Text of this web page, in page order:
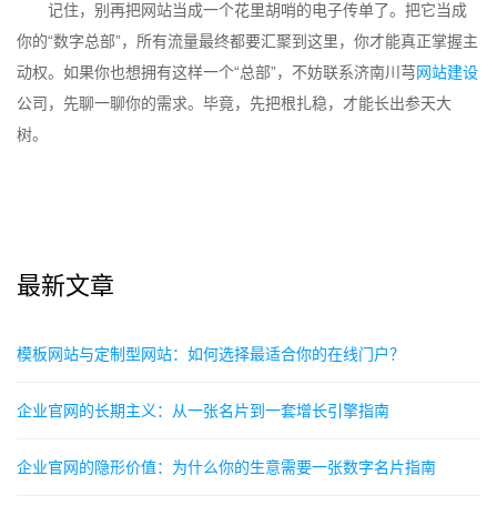
记住，别再把网站当成一个花里胡哨的电子传单了。把它当成
你的“数字总部”，所有流量最终都要汇聚到这里，你才能真正掌握主
动权。如果你也想拥有这样一个“总部”，不妨联系济南川芎网站建设
公司，先聊一聊你的需求。毕竟，先把根扎稳，才能长出参天大
树。
最新文章
‌模板网站与定制型网站：如何选择最适合你的在线门户？‌
企业官网的长期主义：从一张名片到一套增长引擎指南
企业官网的隐形价值：为什么你的生意需要一张数字名片指南